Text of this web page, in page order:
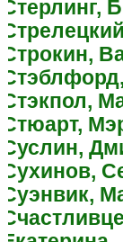
Стерлинг,
Строкин,
Стэкпол,
Стюарт,
Суслин,
Сухинов,
Суэнвик,